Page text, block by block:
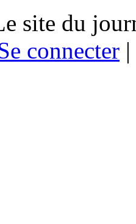
site du
connecter |